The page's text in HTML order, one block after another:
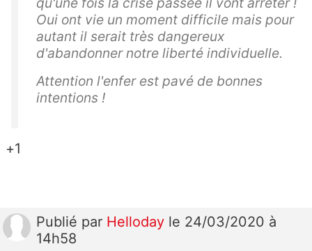
Oui ont vie un moment difficile mais pour
autant il serait très dangereux
d'abandonner notre liberté individuelle.
Attention l'enfer est pavé de bonnes
intentions !
+1
Publié par Helloday le 24/03/2020 à
14h58